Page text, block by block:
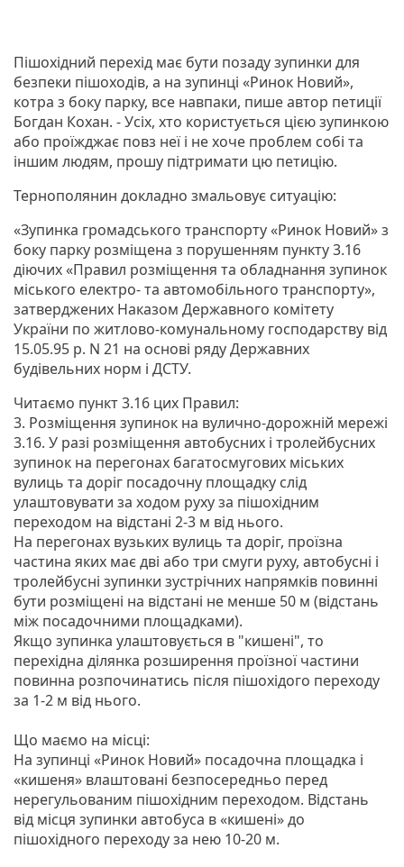
Пішохідний перехід має бути позаду зупинки для
безпеки пішоходів, а на зупинці «Ринок Новий»,
котра з боку парку, все навпаки, пише автор петиції
Богдан Кохан. - Усіх, хто користується цією зупинкою
або проїжджає повз неї і не хоче проблем собі та
іншим людям, прошу підтримати цю петицію.
Тернополянин докладно змальовує ситуацію:
«Зупинка громадського транспорту «Ринок Новий» з
боку парку розміщена з порушенням пункту 3.16
діючих «Правил розміщення та обладнання зупинок
міського електро- та автомобільного транспорту»,
затверджених Наказом Державного комітету
України по житлово-комунальному господарству від
15.05.95 р. N 21 на основі ряду Державних
будівельних норм і ДСТУ.
Читаємо пункт 3.16 цих Правил:
3. Розміщення зупинок на вулично-дорожній мережі
3.16. У разі розміщення автобусних і тролейбусних
зупинок на перегонах багатосмугових міських
вулиць та доріг посадочну площадку слід
улаштовувати за ходом руху за пішохідним
переходом на відстані 2-3 м від нього.
На перегонах вузьких вулиць та доріг, проїзна
частина яких має дві або три смуги руху, автобусні і
тролейбусні зупинки зустрічних напрямків повинні
бути розміщені на відстані не менше 50 м (відстань
між посадочними площадками).
Якщо зупинка улаштовується в "кишені", то
перехідна ділянка розширення проїзної частини
повинна розпочинатись після пішохідого переходу
за 1-2 м від нього.
Що маємо на місці:
На зупинці «Ринок Новий» посадочна площадка і
«кишеня» влаштовані безпосередньо перед
нерегульованим пішохідним переходом. Відстань
від місця зупинки автобуса в «кишені» до
пішохідного переходу за нею 10-20 м.